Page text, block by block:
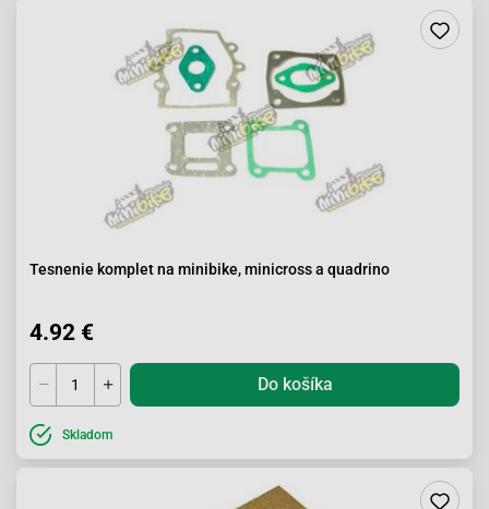
Tesnenie komplet na minibike, minicross a quadrino
4.92 €
Do košíka
Skladom